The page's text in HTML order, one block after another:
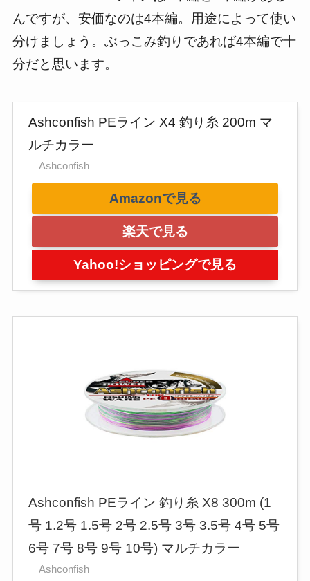
んですが、安価なのは4本編。用途によって使い
分けましょう。ぶっこみ釣りであれば4本編で十
分だと思います。
Ashconfish PEライン X4 釣り糸 200m マ
ルチカラー
Ashconfish
Amazonで見る
楽天で見る
Yahoo!ショッピングで見る
Ashconfish PEライン 釣り糸 X8 300m (1
号 1.2号 1.5号 2号 2.5号 3号 3.5号 4号 5号
6号 7号 8号 9号 10号) マルチカラー
Ashconfish